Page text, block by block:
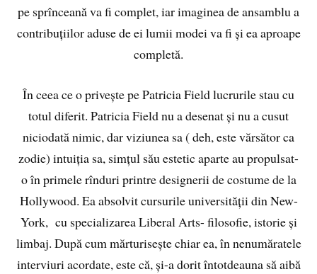
pe sprînceană va fi complet, iar imaginea de ansamblu a
contribuțiilor aduse de ei lumii modei va fi și ea aproape
completă.
În ceea ce o privește pe Patricia Field lucrurile stau cu
totul diferit. Patricia Field nu a desenat și nu a cusut
niciodată nimic, dar viziunea sa ( deh, este vărsător ca
zodie) intuiția sa, simțul său estetic aparte au propulsat-
o în primele rînduri printre designerii de costume de la
Hollywood. Ea absolvit cursurile universității din New-
York, cu specializarea Liberal Arts- filosofie, istorie și
limbaj. După cum mărturisește chiar ea, în nenumăratele
interviuri acordate, este că, și-a dorit întotdeauna să aibă